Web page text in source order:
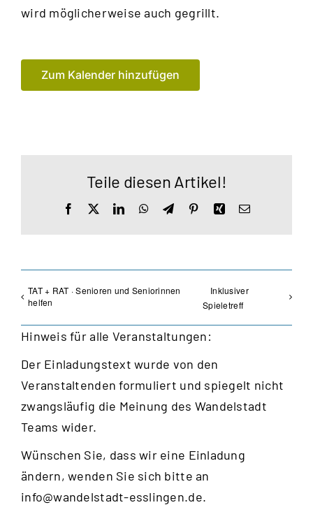
wird möglicherweise auch gegrillt.
Zum Kalender hinzufügen
Teile diesen Artikel!
Facebook LinkedInWhatsApp
TelegramPinterestXingE-
TAT + RAT · Senioren und Seniorinnen
helfen
Inklusiver
Spieletreff
Hinweis für alle Veranstaltungen:
Der Einladungstext wurde von den
Veranstaltenden formuliert und spiegelt nicht
zwangsläufig die Meinung des Wandelstadt
Teams wider.
Wünschen Sie, dass wir eine Einladung
ändern, wenden Sie sich bitte an
info@wandelstadt-esslingen.de.